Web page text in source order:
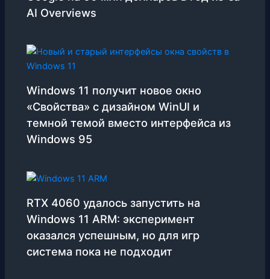
AI Overviews
Windows 11 получит новое окно
«Свойства» с дизайном WinUI и
темной темой вместо интерфейса из
Windows 95
RTX 4060 удалось запустить на
Windows 11 ARM: эксперимент
оказался успешным, но для игр
система пока не подходит